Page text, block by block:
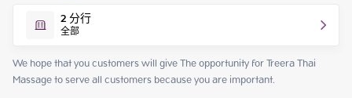
Sunday 11:00 - 22:00
Monday 11:00 - 22:00
Tuesday 11:00 - 22:00
Wednesday 11:00 - 22:00
Thursday
2分行
全部
We hope that you customers will give The opportunity for Treera Thai
Massage to serve all customers because you are important.